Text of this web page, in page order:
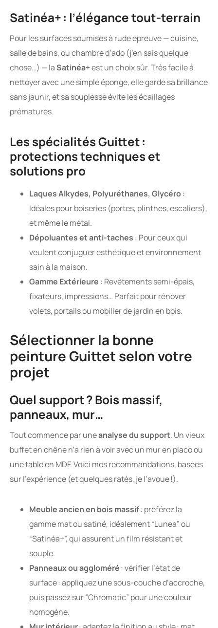
Satinéa+ : l’élégance tout-terrain
Pour les surfaces soumises à rude épreuve — cuisine,
salle de bains, ou chambre d’ado (j’en sais quelque
chose…) — la Satinéa+est un choix sûr. Très facile à
nettoyer avec une simple éponge, elle garde sa brillance
sans jaunir, et sa souplesse évite les écaillages
prématurés.
Les spécialités Guittet :
protections techniques et
solutions pro
Laques Alkydes, Polyuréthanes, Glycéro:
Idéales pour boiseries (portes, plinthes, escaliers),
et même le métal.
Dépoluantes et anti-taches : Pour ceux qui
veulent conjuguer esthétique et environnement
sain à la maison.
Gamme Extérieure : Revêtements semi-épais,
fixateurs, impressions… Parfait pour rénover
volets, portails ou mobilier de jardin en bois.
Sélectionner la bonne
peinture Guittet selon votre
projet
Quel support ? Bois massif,
panneaux, mur…
Tout commence par uneanalyse du support. Un vieux
buffet en chêne n’a rien à voir avec un mur en placo ou
une table en MDF. Voici mes recommandations, basées
sur l’expérience (et quelques ratés, je l’avoue !).
Meuble ancien en bois massif: préférez la
gamme mat ou satiné, idéalement “Lunea” ou
“Satinéa+”, qui assurent un film résistant et
souple.
Panneaux ou aggloméré: vérifier l’état de
surface : appliquez une sous-couche d’accroche,
puis passez sur “Chromatic” pour une couleur
homogène.